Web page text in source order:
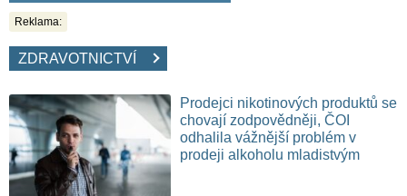
Reklama:
ZDRAVOTNICTVÍ
Prodejci nikotinových produktů se
chovají zodpovědněji, ČOI
odhalila vážnější problém v
prodeji alkoholu mladistvým